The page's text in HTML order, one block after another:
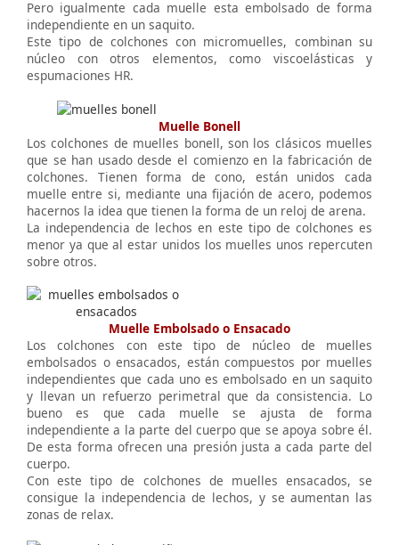
Pero igualmente cada muelle esta embolsado de forma
independiente en un saquito.
Este tipo de colchones con micromuelles, combinan su
núcleo con otros elementos, como viscoelásticas y
espumaciones HR.
Muelle Bonell
Los colchones de muelles bonell, son los clásicos muelles
que se han usado desde el comienzo en la fabricación de
colchones. Tienen forma de cono, están unidos cada
muelle entre si, mediante una fijación de acero, podemos
hacernos la idea que tienen la forma de un reloj de arena.
La independencia de lechos en este tipo de colchones es
menor ya que al estar unidos los muelles unos repercuten
sobre otros.
Muelle Embolsado o Ensacado
Los colchones con este tipo de núcleo de muelles
embolsados o ensacados, están compuestos por muelles
independientes que cada uno es embolsado en un saquito
y llevan un refuerzo perimetral que da consistencia. Lo
bueno es que cada muelle se ajusta de forma
independiente a la parte del cuerpo que se apoya sobre él.
De esta forma ofrecen una presión justa a cada parte del
cuerpo.
Con este tipo de colchones de muelles ensacados, se
consigue la independencia de lechos, y se aumentan las
zonas de relax.